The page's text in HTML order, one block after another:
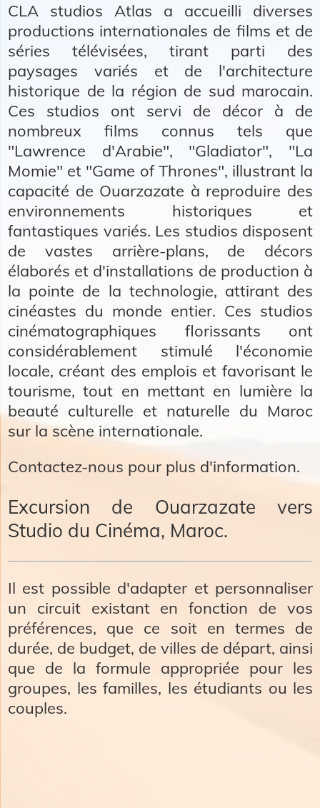
CLA studios Atlas a accueilli diverses
productions internationales de films et de
séries télévisées, tirant parti des
paysages variés et de l'architecture
historique de la région de sud marocain.
Ces studios ont servi de décor à de
nombreux films connus tels que
"Lawrence d'Arabie", "Gladiator", "La
Momie" et "Game of Thrones", illustrant la
capacité de Ouarzazate à reproduire des
environnements historiques et
fantastiques variés. Les studios disposent
de vastes arrière-plans, de décors
élaborés et d'installations de production à
la pointe de la technologie, attirant des
cinéastes du monde entier. Ces studios
cinématographiques florissants ont
considérablement stimulé l'économie
locale, créant des emplois et favorisant le
tourisme, tout en mettant en lumière la
beauté culturelle et naturelle du Maroc
sur la scène internationale.
Contactez-nous pour plus d'information.
Excursion de Ouarzazate vers
Studio du Cinéma, Maroc.
Il est possible d'adapter et personnaliser
un circuit existant en fonction de vos
préférences, que ce soit en termes de
durée, de budget, de villes de départ, ainsi
que de la formule appropriée pour les
groupes, les familles, les étudiants ou les
couples.